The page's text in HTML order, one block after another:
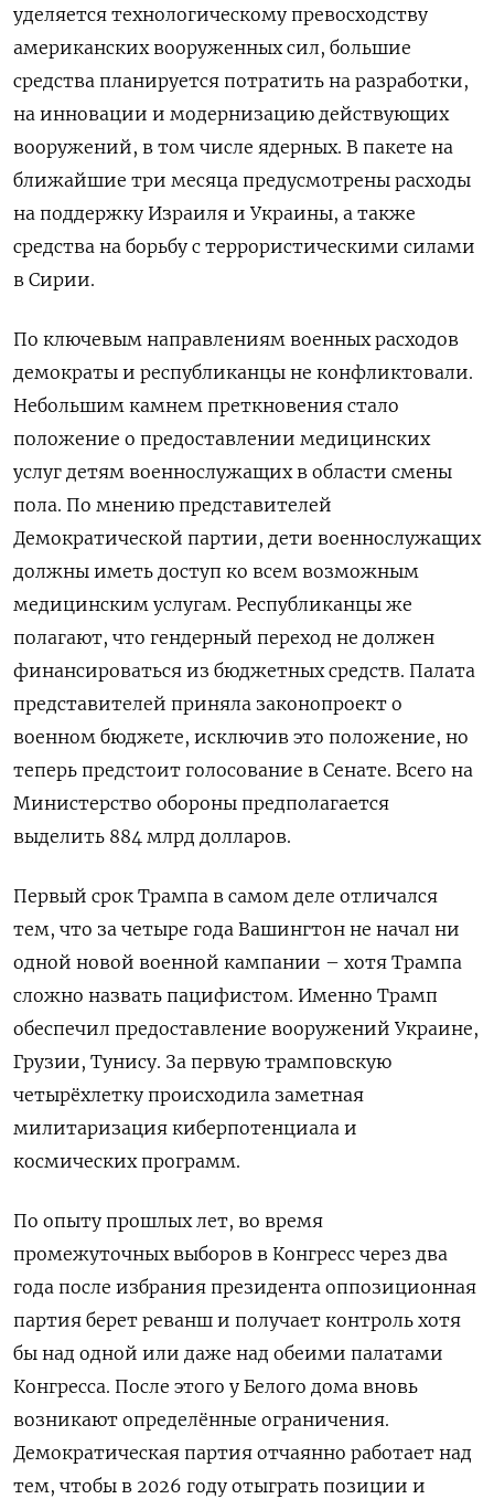
уделяется технологическому превосходству
американских вооруженных сил, большие
средства планируется потратить на разработки,
на инновации и модернизацию действующих
вооружений, в том числе ядерных. В пакете на
ближайшие три месяца предусмотрены расходы
на поддержку Израиля и Украины, а также
средства на борьбу с террористическими силами
в Сирии.
По ключевым направлениям военных расходов
демократы и республиканцы не конфликтовали.
Небольшим камнем преткновения стало
положение о предоставлении медицинских
услуг детям военнослужащих в области смены
пола. По мнению представителей
Демократической партии, дети военнослужащих
должны иметь доступ ко всем возможным
медицинским услугам. Республиканцы же
полагают, что гендерный переход не должен
финансироваться из бюджетных средств. Палата
представителей приняла законопроект о
военном бюджете, исключив это положение, но
теперь предстоит голосование в Сенате. Всего на
Министерство обороны предполагается
выделить 884 млрд долларов.
Первый срок Трампа в самом деле отличался
тем, что за четыре года Вашингтон не начал ни
одной новой военной кампании – хотя Трампа
сложно назвать пацифистом. Именно Трамп
обеспечил предоставление вооружений Украине,
Грузии, Тунису. За первую трамповскую
четырёхлетку происходила заметная
милитаризация киберпотенциала и
космических программ.
По опыту прошлых лет, во время
промежуточных выборов в Конгресс через два
года после избрания президента оппозиционная
партия берет реванш и получает контроль хотя
бы над одной или даже над обеими палатами
Конгресса. После этого у Белого дома вновь
возникают определённые ограничения.
Демократическая партия отчаянно работает над
тем, чтобы в 2026 году отыграть позиции и